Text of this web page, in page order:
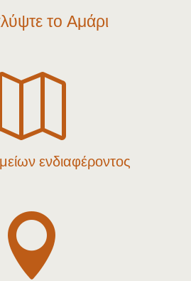
το Αμάρι

ενδιαφέροντος
